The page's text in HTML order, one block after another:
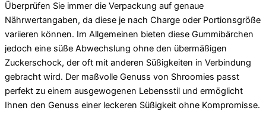
Überprüfen Sie immer die Verpackung auf genaue
Nährwertangaben, da diese je nach Charge oder Portionsgröße
variieren können. Im Allgemeinen bieten diese Gummibärchen
jedoch eine süße Abwechslung ohne den übermäßigen
Zuckerschock, der oft mit anderen Süßigkeiten in Verbindung
gebracht wird. Der maßvolle Genuss von Shroomies passt
perfekt zu einem ausgewogenen Lebensstil und ermöglicht
Ihnen den Genuss einer leckeren Süßigkeit ohne Kompromisse.